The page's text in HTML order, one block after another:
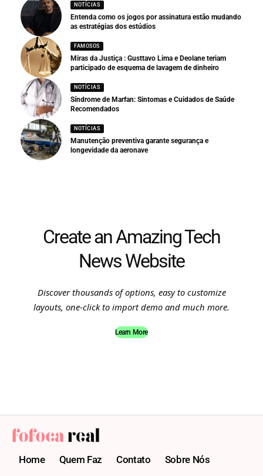
NOTÍCIAS
Entenda como os jogos por assinatura estão mudando
as estratégias dos estúdios
FAMOSOS
Miras da Justiça : Gusttavo Lima e Deolane teriam
participado de esquema de lavagem de dinheiro
NOTÍCIAS
Síndrome de Marfan: Sintomas e Cuidados de Saúde
Recomendados
NOTÍCIAS
Manutenção preventiva garante segurança e
longevidade da aeronave
Create an Amazing Tech
News Website
Discover thousands of options, easy to customize
layouts, one-click to import demo and much more.
Learn More
Home Quem Faz Contato Sobre Nós